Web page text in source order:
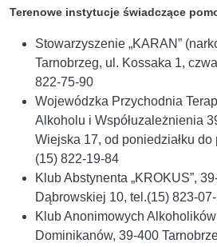
Terenowe instytucje świadczące
Stowarzyszenie „KARAN”
Tarnobrzeg, ul. Kossaka 1,
822-75-90
Wojewódzka Przychodnia
Alkoholu i Współuzależnienia
Wiejska 17, od poniedziałku
(15) 822-19-84
Klub Abstynenta „KROKUS”,
Dąbrowskiej 10, tel.(15) 823-
Klub Anonimowych
Dominikanów, 39-400